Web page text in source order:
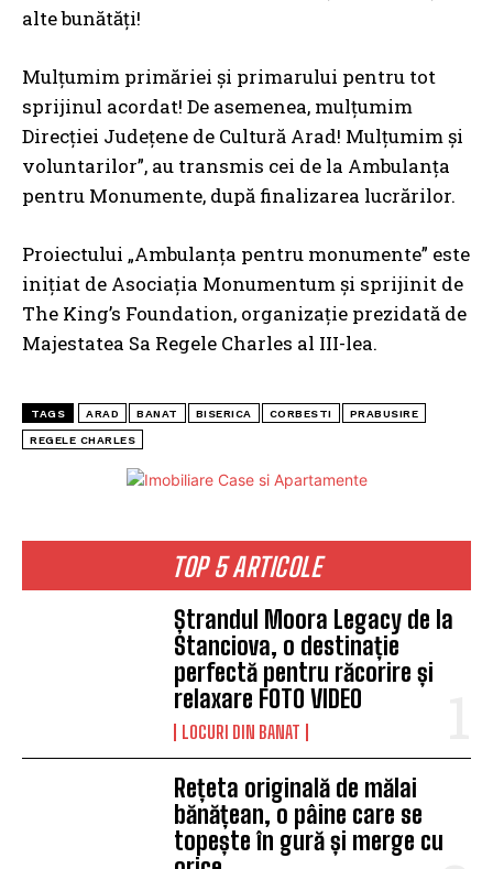
TOP 5 ARTICOLE
Ștrandul Moora Legacy de la
Stanciova, o destinație
perfectă pentru răcorire și
relaxare FOTO VIDEO
LOCURI DIN BANAT
Rețeta originală de mălai
bănățean, o pâine care se
topește în gură și merge cu
alte bunătăți!
Mulțumim primăriei și primarului pentru tot
sprijinul acordat! De asemenea, mulțumim
Direcției Județene de Cultură Arad! Mulțumim și
voluntarilor”, au transmis cei de la Ambulanța
pentru Monumente, după finalizarea lucrărilor.
Proiectului „Ambulanţa pentru monumente” este
inițiat de Asociația Monumentum și sprijinit de
The King’s Foundation, organizație prezidată de
Majestatea Sa Regele Charles al III-lea.
TAGS ARAD BANAT BISERICA CORBESTI PRABUSIRE
REGELE CHARLES